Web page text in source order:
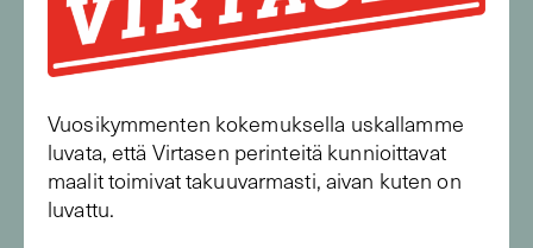
Vuosikymmenten kokemuksella uskallamme
luvata, että Virtasen perinteitä kunnioittavat
maalit toimivat takuuvarmasti, aivan kuten on
luvattu.